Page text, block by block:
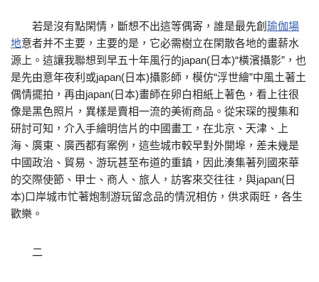
若是沒有點閑情，斷想不出這等偶寄，誰是最先創 瑜伽場
地意者并不主要，主要的是，它必需樹立在閑散各地的畫薪水
源上。這讓我聯想到早五十年風行的japan(日本)“橫濱攝影”，也
是先由意年夜利或japan(日本)攝影師，模仿“浮世繪”中風土著土
偶情擺拍，再由japan(日本)畫師在卵白相紙上著色，看上往很
像是黑色照片，異樣是賣相一流的美術商品。從宋琛的搜集和
研討可知，介入手繪明信片的中國畫工，在北京、天津、上
海、廣東、廣西都有案例，這些城市較早對外開埠，差未幾是
中國政治、貿易、游玩甚至布道的重鎮，因此湊集著列國來華
的交際使節、甲士、商人、旅人，訪客來交往往，與japan(日
本)口岸城市忙著炮制游玩留念品的情況相仿，供求兩旺，各生
歡樂。
二